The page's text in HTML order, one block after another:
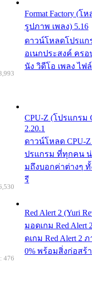
Format Factory (โ
รูปภาพ เพลง) 5.16
ดาวน์โหลดโปรแก
อเนกประสงค์ คร
นัง วิดีโอ เพลง ไฟ
CPU-Z (โปรแกรม
2.20.1
ดาวน์โหลด CPU-
ปรแกรม ที่ทุกคน น่
มถึงบอกค่าต่างๆ
รี
Red Alert 2 (Yuri
มอดเกม Red Alert
ดเกม Red Alert 2
0% พร้อมสิ่งก่อสร้
476